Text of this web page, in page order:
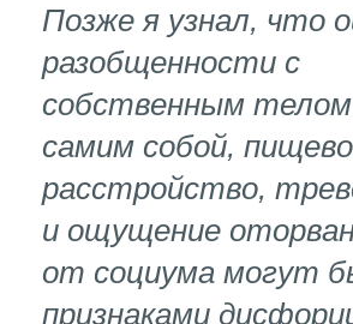
Позже я узнал, что
разобщенности с
собственным
самим собой,
расстройство,
и ощущение
от социума могут
признаками